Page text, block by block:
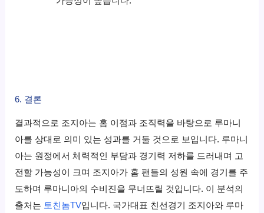
6. 결론
결과적으로 조지아는 홈 이점과 조직력을 바탕으로 루마니
아를 상대로 의미 있는 성과를 거둘 것으로 보입니다. 루마니
아는 원정에서 체력적인 부담과 경기력 저하를 드러내며 고
전할 가능성이 크며 조지아가 홈 팬들의 성원 속에 경기를 주
도하며 루마니아의 수비진을 무너뜨릴 것입니다. 이 분석의
출처는 토친놈TV입니다. 국가대표 친선경기 조지아와 루마